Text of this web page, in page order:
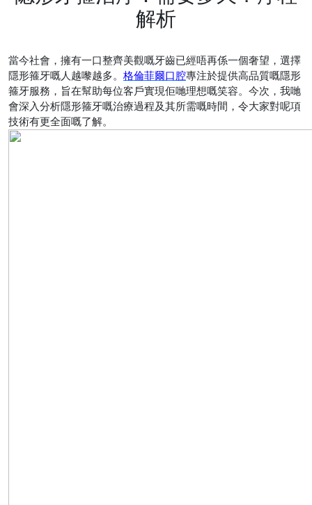
解析
當今社會，擁有一口整齊美觀嘅牙齒已經唔再係一個奢望，選擇
隱形箍牙嘅人越嚟越多。 格倫菲爾口腔專注於提供高品質嘅隱形
箍牙服務，旨在幫助每位客戶實現佢哋理想嘅笑容。今次，我哋
會深入分析隱形箍牙嘅治療過程及其所需嘅時間，令大家對呢項
技術有更全面嘅了解。